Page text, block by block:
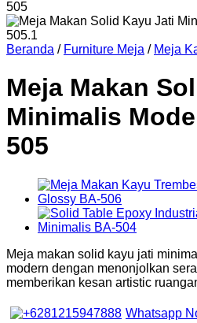
Beranda / Furniture Meja / Meja
Meja Makan
Minimalis
505
Meja makan solid kayu jati
modern dengan menonjolkan
memberikan kesan artistic
Whatsapp